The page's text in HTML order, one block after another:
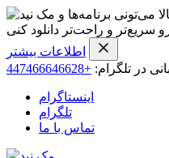
می‌تونی برنامه‌ها و
سریع‌تر و راحت‌تر دانلود کنی
اطلاعات بیشتر
در تلگرام: +447466646628
اینستاگرام
تلگرام
تماس با ما